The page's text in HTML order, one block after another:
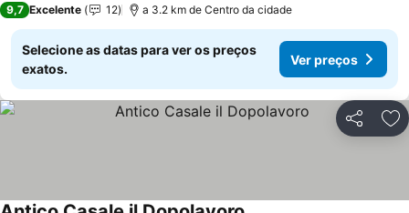
9,7 Excelente 12 a 3.2 km de Centro da cidade
Selecione as datas para ver os preços
exatos.
Ver preços
Partilhar